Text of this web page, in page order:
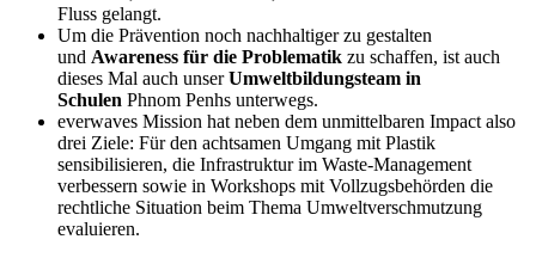
Fluss gelangt.
Um die Prävention noch nachhaltiger zu gestalten
und Awareness für die Problematik zu schaffen, ist auch
dieses Mal auch unserUmweltbildungsteam in
Schulen Phnom Penhs unterwegs.
everwaves Mission hat neben dem unmittelbaren Impact also
drei Ziele: Für den achtsamen Umgang mit Plastik
sensibilisieren, die Infrastruktur im Waste-Management
verbessern sowie in Workshops mit Vollzugsbehörden die
rechtliche Situation beim Thema Umweltverschmutzung
evaluieren.